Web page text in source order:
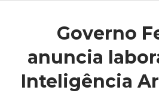
Governo
anuncia
Inteligência